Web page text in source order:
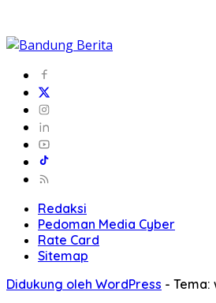
Redaksi
Pedoman Media Cyber
Rate Card
Sitemap
Didukung oleh WordPress - Tema: